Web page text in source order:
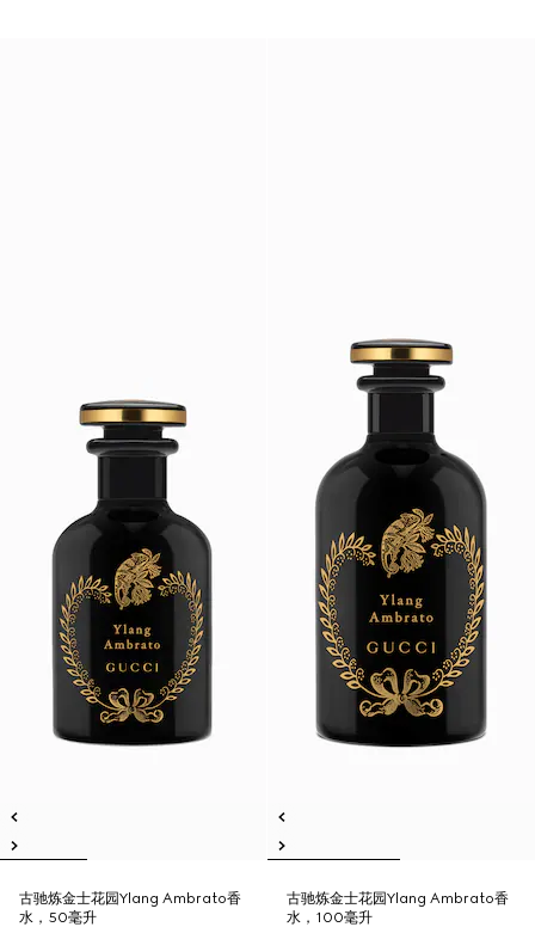
古驰炼金士花园Ylang Ambrato香
水，50毫升
古驰炼金士花园Ylang Ambrato香
水，100毫升